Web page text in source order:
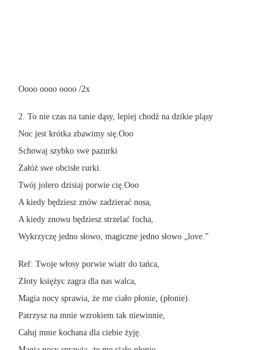
Oooo oooo oooo /2x
2. To nie czas na tanie dąsy, lepiej chodź na dzikie pląsy
Noc jest krótka zbawimy się.Ooo
Schowaj szybko swe pazurki
Załóż swe obcisłe rurki.
Twój jolero dzisiaj porwie cię.Ooo
A kiedy będziesz znów zadzierać nosa,
A kiedy znowu będziesz strzelać focha,
Wykrzyczę jedno słowo, magiczne jedno słowo „love.”
Ref: Twoje włosy porwie wiatr do tańca,
Złoty księżyc zagra dla nas walca,
Magia nocy sprawia, że me ciało płonie, (płonie).
Patrzysz na mnie wzrokiem tak niewinnie,
Całuj mnie kochana dla ciebie żyję.